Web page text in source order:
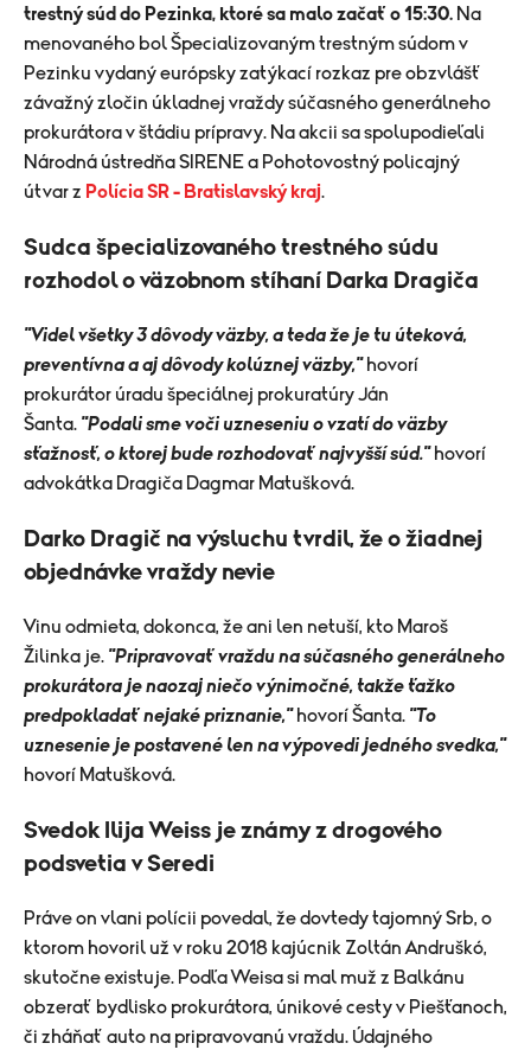
trestný súd do Pezinka, ktoré sa malo začať o 15:30. Na
menovaného bol Špecializovaným trestným súdom v
Pezinku vydaný európsky zatýkací rozkaz pre obzvlášť
závažný zločin úkladnej vraždy súčasného generálneho
prokurátora v štádiu prípravy. Na akcii sa spolupodieľali
Národná ústredňa SIRENE a Pohotovostný policajný
útvar z Polícia SR - Bratislavský kraj.
Sudca špecializovaného trestného súdu
rozhodol o väzobnom stíhaní Darka Dragiča
"Videl všetky 3 dôvody väzby, a teda že je tu úteková,
preventívna a aj dôvody kolúznej väzby," hovorí
prokurátor úradu špeciálnej prokuratúry Ján
Šanta. "Podali sme voči uzneseniu o vzatí do väzby
sťažnosť, o ktorej bude rozhodovať najvyšší súd." hovorí
advokátka Dragiča Dagmar Matušková.
Darko Dragič na výsluchu tvrdil, že o žiadnej
objednávke vraždy nevie
Vinu odmieta, dokonca, že ani len netuší, kto Maroš
Žilinka je. "Pripravovať vraždu na súčasného generálneho
prokurátora je naozaj niečo výnimočné, takže ťažko
predpokladať nejaké priznanie," hovorí Šanta. "To
uznesenie je postavené len na výpovedi jedného svedka,"
hovorí Matušková.
Svedok Ilija Weiss je známy z drogového
podsvetia v Seredi
Práve on vlani polícii povedal, že dovtedy tajomný Srb, o
ktorom hovoril už v roku 2018 kajúcnik Zoltán Andruškó,
skutočne existuje. Podľa Weisa si mal muž z Balkánu
obzerať bydlisko prokurátora, únikové cesty v Piešťanoch,
či zháňať auto na pripravovanú vraždu. Údajného